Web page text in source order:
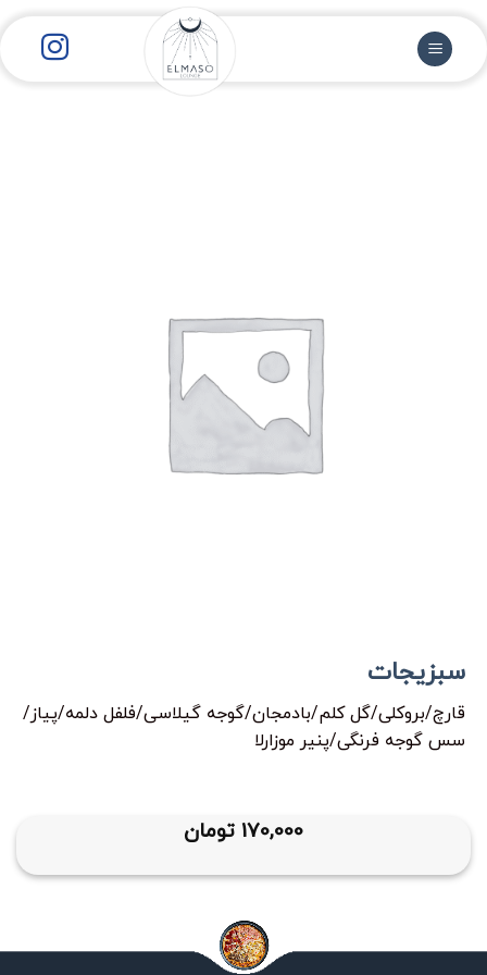
محتوا
سبزیجات
قارچ/بروکلی/گل کلم/بادمجان/گوجه گیلاسی/فلفل دلمه/پیاز/
سس گوجه فرنگی/پنیر موزارلا
170,000 تومان